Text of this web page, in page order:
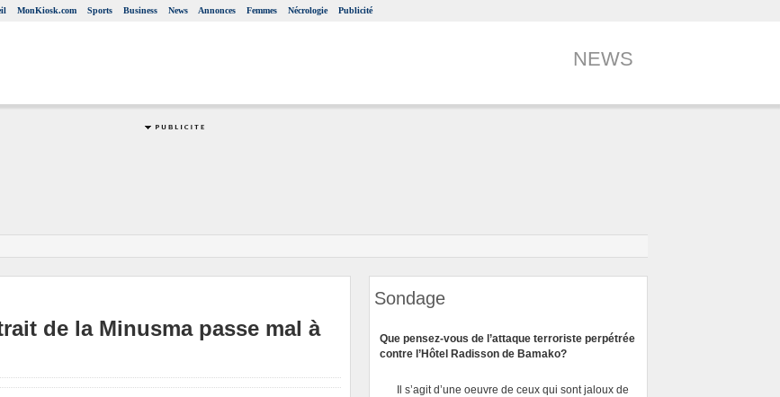
MonKiosk.com Sports Business News Annonces Femmes Nécrologie Publicité
NEWS
de la Minusma passe mal à
Sondage
Que pensez-vous de l’attaque terroriste perpétrée
contre l’Hôtel Radisson de Bamako?
Il s’agit d’une oeuvre de ceux qui sont jaloux de